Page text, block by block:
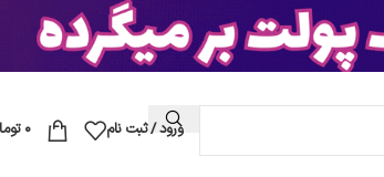
ورود / ثبت نام ۰